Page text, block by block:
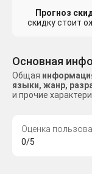
Прогноз
скидку стоит
Основная
Общая
языки, жанр,
и прочие
Оценка
0/5